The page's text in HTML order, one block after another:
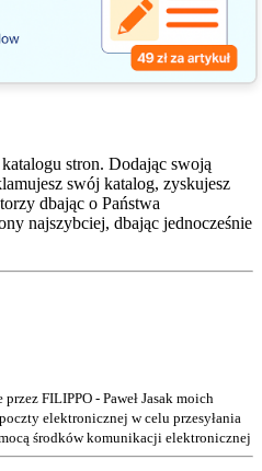
stron. Dodając swoją
swój katalog, zyskujesz
dbając o Państwa
najszybciej, dbając jednocześnie
FILIPPO - Paweł Jasak moich
elektronicznej w celu przesyłania
środków komunikacji elektronicznej